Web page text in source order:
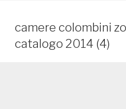
camere colombini
catalogo 2014 (4)